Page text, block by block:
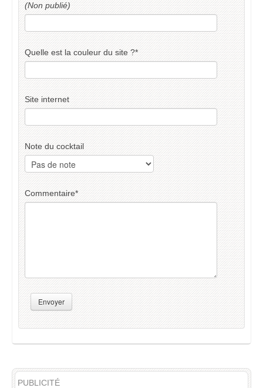
(Non publié)
Quelle est la couleur du site ?*
Site internet
Note du cocktail
Commentaire*
Envoyer
PUBLICITÉ